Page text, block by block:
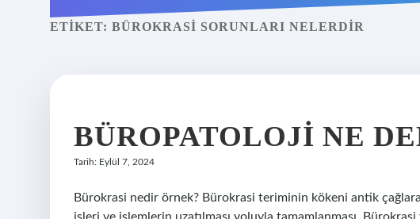
ETIKET: BÜROKRASI SORUNLARI NELERDIR
BÜROPATOLOJI NE
Tarih: Eylül 7, 2024
Bürokrasi nedir örnek? Bürokrasi teriminin kökeni antik